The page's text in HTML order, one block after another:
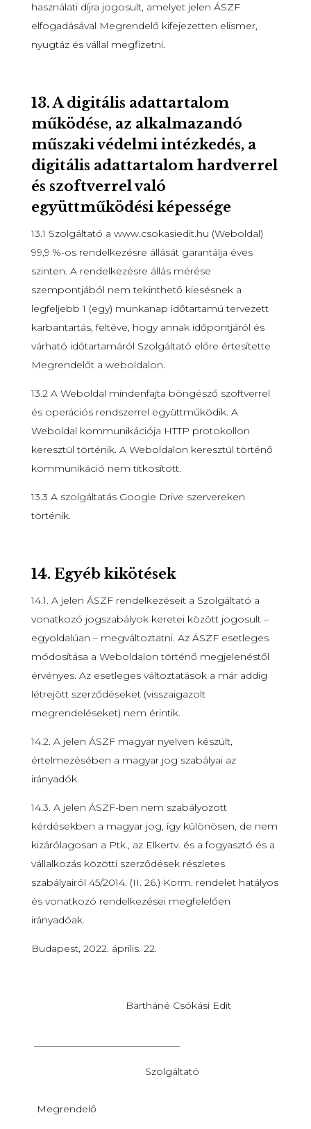
használati díjra jogosult, amelyet jelen ÁSZF
elfogadásával Megrendelő kifejezetten elismer,
nyugtáz és vállal megfizetni.
13.A digitális adattartalom
működése, az alkalmazandó
műszaki védelmi intézkedés, a
digitális adattartalom hardverrel
és szoftverrel való
együttműködési képessége
13.1 Szolgáltató a www.csokasiedit.hu (Weboldal)
99,9 %-os rendelkezésre állását garantálja éves
szinten. A rendelkezésre állás mérése
szempontjából nem tekinthető kiesésnek a
legfeljebb 1 (egy) munkanap időtartamú tervezett
karbantartás, feltéve, hogy annak időpontjáról és
várható időtartamáról Szolgáltató előre értesítette
Megrendelőt a weboldalon.
13.2 A Weboldal mindenfajta böngésző szoftverrel
és operációs rendszerrel együttműködik. A
Weboldal kommunikációja HTTP protokollon
keresztül történik. A Weboldalon keresztül történő
kommunikáció nem titkosított.
13.3 A szolgáltatás Google Drive szervereken
történik.
14. Egyéb kikötések
14.1. A jelen ÁSZF rendelkezéseit a Szolgáltató a
vonatkozó jogszabályok keretei között jogosult –
egyoldalúan – megváltoztatni. Az ÁSZF esetleges
módosítása a Weboldalon történő megjelenéstől
érvényes. Az esetleges változtatások a már addig
létrejött szerződéseket (visszaigazolt
megrendeléseket) nem érintik.
14.2. A jelen ÁSZF magyar nyelven készült,
értelmezésében a magyar jog szabályai az
irányadók.
14.3. A jelen ÁSZF-ben nem szabályozott
kérdésekben a magyar jog, így különösen, de nem
kizárólagosan a Ptk., az Elkertv. és a fogyasztó és a
vállalkozás közötti szerződések részletes
szabályairól 45/2014. (II. 26.) Korm. rendelet hatályos
és vonatkozó rendelkezései megfelelően
irányadóak.
Budapest, 2022. április. 22.
Bartháné Csókási Edit
Szolgáltató
Megrendelő